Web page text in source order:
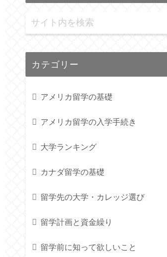
カテゴリー
アメリカ留学の基礎
アメリカ留学の入学手続き
大学ランキング
カナダ留学の基礎
留学先の大学・カレッジ選び
留学計画と資金繰り
留学前に知って欲しいこと